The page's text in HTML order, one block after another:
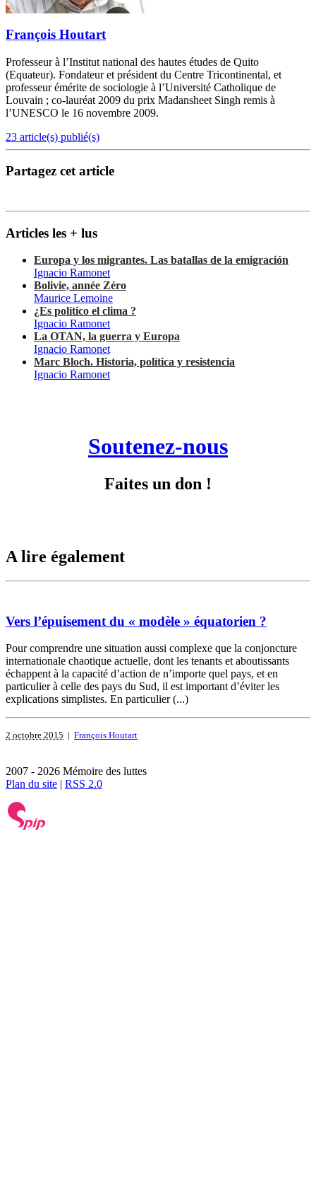
François Houtart
Professeur à l’Institut national des hautes études de Quito
(Equateur). Fondateur et président du Centre Tricontinental, et
professeur émérite de sociologie à l’Université Catholique de
Louvain ; co-lauréat 2009 du prix Madansheet Singh remis à
l’UNESCO le 16 novembre 2009.
23 article(s) publié(s)
Partagez cet article
Articles les + lus
Europa y los migrantes. Las batallas de la emigración
Ignacio Ramonet
Bolivie, année Zéro
Maurice Lemoine
¿Es político el clima ?
Ignacio Ramonet
La OTAN, la guerra y Europa
Ignacio Ramonet
Marc Bloch. Historia, política y resistencia
Ignacio Ramonet
Soutenez-nous
Faites un don !
A lire également
Vers l’épuisement du « modèle » équatorien ?
Pour comprendre une situation aussi complexe que la conjoncture
internationale chaotique actuelle, dont les tenants et aboutissants
échappent à la capacité d’action de n’importe quel pays, et en
particulier à celle des pays du Sud, il est important d’éviter les
explications simplistes. En particulier (...)
2 octobre 2015 | François Houtart
2007 - 2026 Mémoire des luttes
Plan du site | RSS 2.0